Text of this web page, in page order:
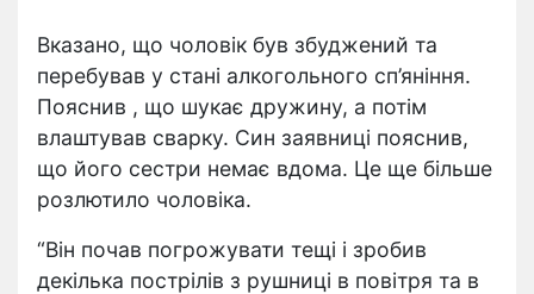
Вказано, що чоловік був збуджений та
перебував у стані алкогольного сп’яніння.
Пояснив , що шукає дружину, а потім
влаштував сварку. Син заявниці пояснив,
що його сестри немає вдома. Це ще більше
розлютило чоловіка.
“Він почав погрожувати тещі і зробив
декілька пострілів з рушниці в повітря та в